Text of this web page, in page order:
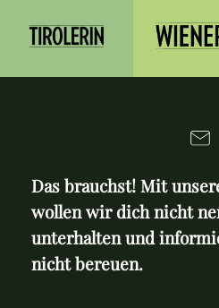
Das brauchst! Mit
wollen wir dich nicht
unterhalten und
nicht bereuen.